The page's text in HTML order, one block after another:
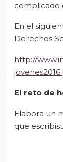
complicado
En el
Derechos
http://
El reto de h
Elabora un
que